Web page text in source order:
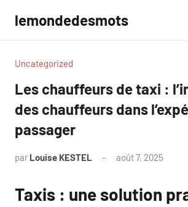
contenu
lemondedesmots
Uncategorized
Les chauffeurs de taxi :
des chauffeurs dans
passager
par Louise KESTEL août 7, 2025
Taxis : une solution